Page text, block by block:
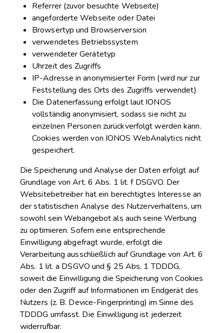
Referrer (zuvor besuchte Webseite)
angeforderte Webseite oder Datei
Browsertyp und Browserversion
verwendetes Betriebssystem
verwendeter Gerätetyp
Uhrzeit des Zugriffs
IP-Adresse in anonymisierter Form (wird nur zur
Feststellung des Orts des Zugriffs verwendet)
Die Datenerfassung erfolgt laut IONOS
vollständig anonymisiert, sodass sie nicht zu
einzelnen Personen zurückverfolgt werden kann.
Cookies werden von IONOS WebAnalytics nicht
gespeichert.
Die Speicherung und Analyse der Daten erfolgt auf
Grundlage von Art. 6 Abs. 1 lit. f DSGVO. Der
Websitebetreiber hat ein berechtigtes Interesse an
der statistischen Analyse des Nutzerverhaltens, um
sowohl sein Webangebot als auch seine Werbung
zu optimieren. Sofern eine entsprechende
Einwilligung abgefragt wurde, erfolgt die
Verarbeitung ausschließlich auf Grundlage von Art. 6
Abs. 1 lit. a DSGVO und § 25 Abs. 1 TDDDG,
soweit die Einwilligung die Speicherung von Cookies
oder den Zugriff auf Informationen im Endgerät des
Nutzers (z. B. Device-Fingerprinting) im Sinne des
TDDDG umfasst. Die Einwilligung ist jederzeit
widerrufbar.